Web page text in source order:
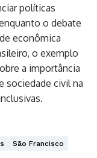
políticas
o debate
econômica
o exemplo
a importância
sociedade civil na
São Francisco